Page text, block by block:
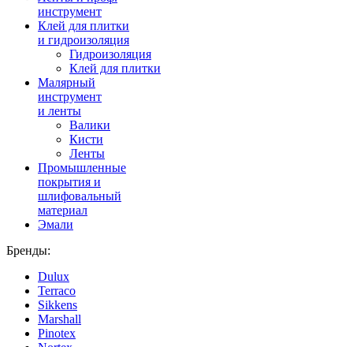
инструмент
Клей для плитки
и гидроизоляция
Гидроизоляция
Клей для плитки
Малярный
инструмент
и ленты
Валики
Кисти
Ленты
Промышленные
покрытия и
шлифовальный
материал
Эмали
Бренды:
Dulux
Terraco
Sikkens
Marshall
Pinotex